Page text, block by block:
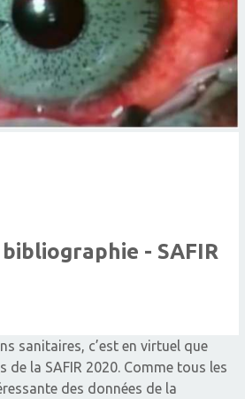
- SAFIR
sanitaires, c’est en virtuel que
de la SAFIR 2020. Comme tous les
des données de la